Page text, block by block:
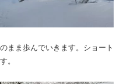
まま歩んでいきます。ショート
。